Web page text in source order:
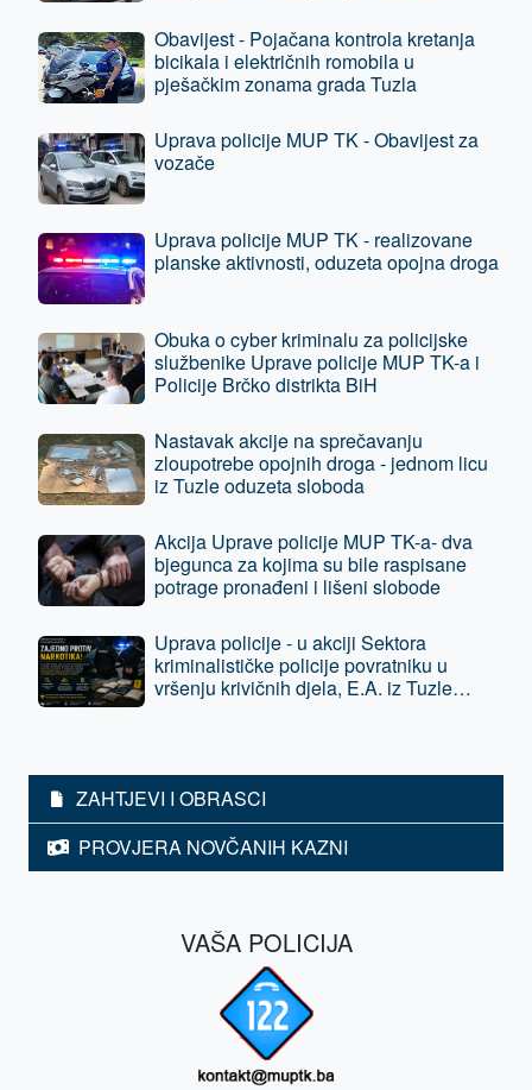
Obavijest - Pojačana kontrola kretanja
bicikala i električnih romobila u
pješačkim zonama grada Tuzla
Uprava policije MUP TK - Obavijest za
vozače
Uprava policije MUP TK - realizovane
planske aktivnosti, oduzeta opojna droga
Obuka o cyber kriminalu za policijske
službenike Uprave policije MUP TK-a i
Policije Brčko distrikta BiH
Nastavak akcije na sprečavanju
zloupotrebe opojnih droga - jednom licu
iz Tuzle oduzeta sloboda
Akcija Uprave policije MUP TK-a- dva
bjegunca za kojima su bile raspisane
potrage pronađeni i lišeni slobode
Uprava policije - u akciji Sektora
kriminalističke policije povratniku u
vršenju krivičnih djela, E.A. iz Tuzle
ZAHTJEVI I OBRASCI
PROVJERA NOVČANIH KAZNI
VAŠA POLICIJA